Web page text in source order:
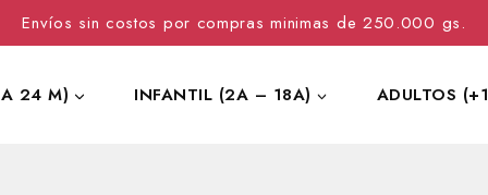
Envíos sin costos por compras minimas de 250.000 gs.
24 M) INFANTIL (2A – 18A) ADULTOS